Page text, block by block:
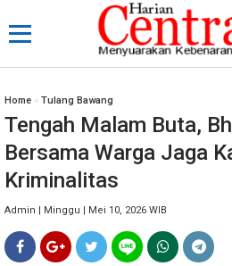
Home » Tulang Bawang
Tengah Malam Buta,
Bersama Warga Jaga
Kriminalitas
Admin | Minggu | Mei 10, 2026 WIB